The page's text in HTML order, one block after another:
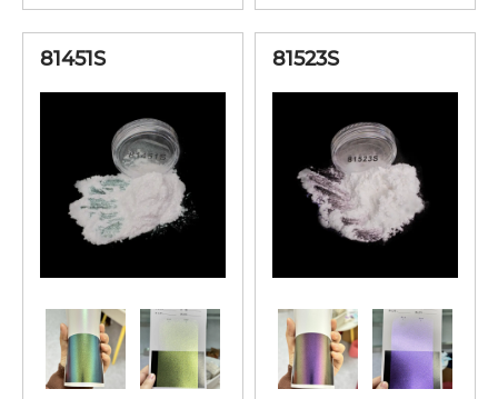
con luz
reflejada en
81523D
con reflejo de
luz verde, rojo y
10-60
81451S 81523S